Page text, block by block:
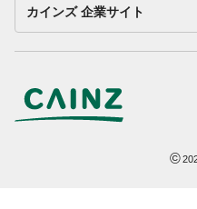
カインズ 企業サイト
©